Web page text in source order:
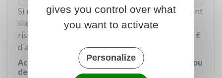
Si une personne signale un contenu comme étant
illicite en étant conscient qu'il ne l'est pas, elle
risque une peine d'un an de prison et de
15 000 €
d'amende.
Action en justice contre l'hébergeur du site ou
de la plateforme en ligne
gives you control over what
you want to activate
Personalize